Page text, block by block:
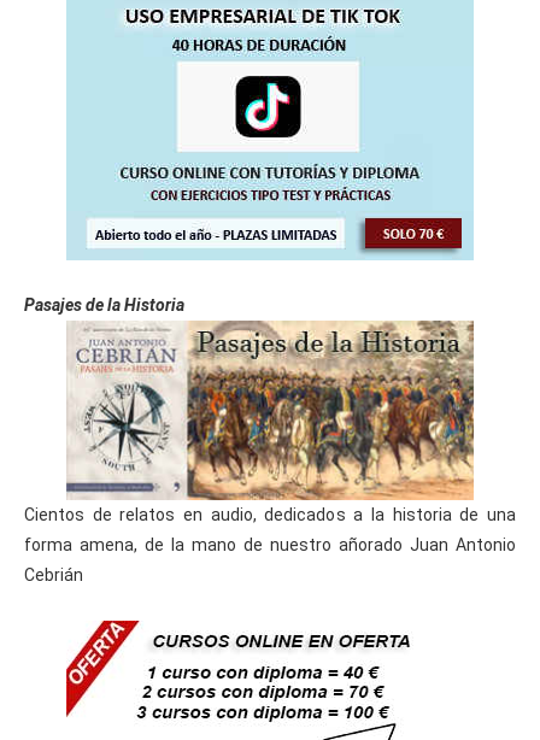
Pasajes de la Historia
Cientos de relatos en audio, dedicados a la historia de una
forma amena, de la mano de nuestro añorado Juan Antonio
Cebrián